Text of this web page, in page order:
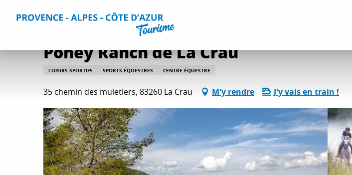
Accueil Que faire ? Détente et loisirs
Poney Ranch de La Crau
LOISIRS SPORTIFS SPORTS ÉQUESTRES CENTRE ÉQUESTRE
35 chemin des muletiers, 83260 La Crau M'y rendre J'y vais en train !